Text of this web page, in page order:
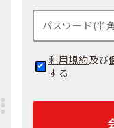
利用規約及び
する